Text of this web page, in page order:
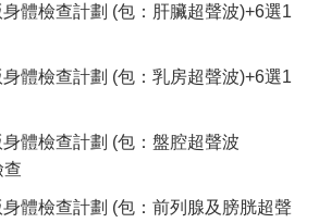
體檢查計劃 (包：肝臟超聲波)+6選1
體檢查計劃 (包：乳房超聲波)+6選1
體檢查計劃 (包：盤腔超聲波
查
體檢查計劃 (包：前列腺及膀胱超聲